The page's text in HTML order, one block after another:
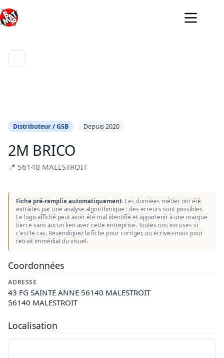
au
contenu
Distributeur / GSB Depuis 2020
2M BRICO
📍 56140 MALESTROIT
Fiche pré-remplie automatiquement. Les données métier ont été
extraites par une analyse algorithmique : des erreurs sont possibles.
Le logo affiché peut avoir été mal identifié et appartenir à une marque
tierce sans aucun lien avec cette entreprise. Toutes nos excuses si
c'est le cas. Revendiquez la fiche pour corriger, ou écrivez-nous pour
retrait immédiat du visuel.
Coordonnées
ADRESSE
43 FG SAINTE ANNE 56140 MALESTROIT
56140 MALESTROIT
Localisation